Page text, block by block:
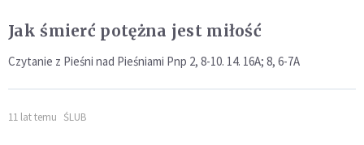
Jak śmierć potężna jest miłość
Czytanie z Pieśni nad Pieśniami Pnp 2, 8-10. 14. 16A; 8, 6-7A
11 lat temu ŚLUB